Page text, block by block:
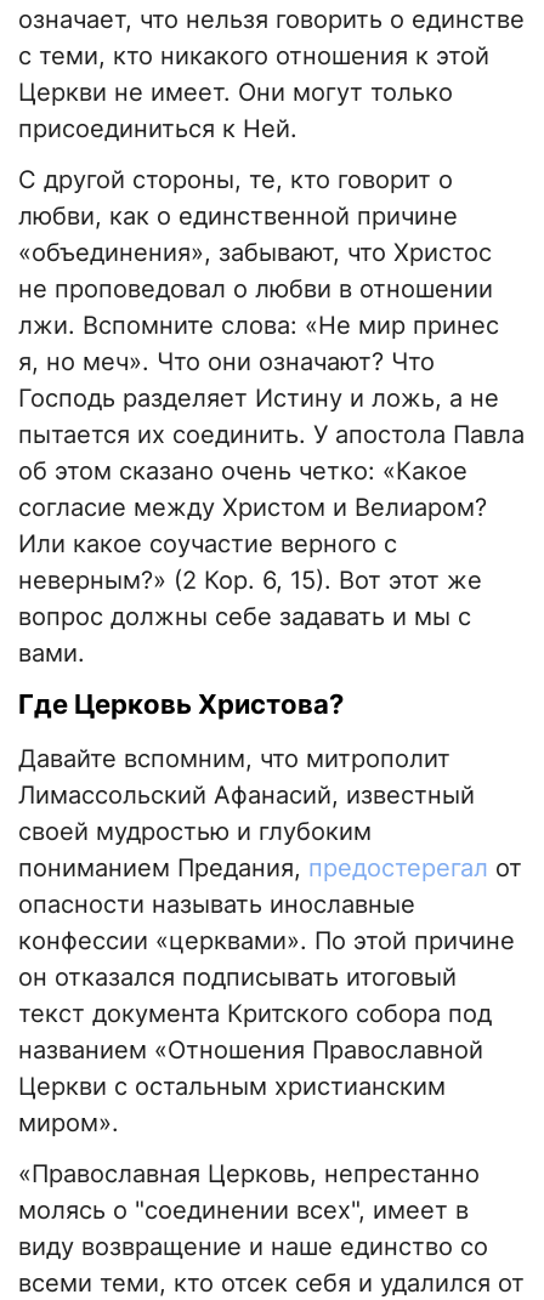
означает, что нельзя говорить о единстве
с теми, кто никакого отношения к этой
Церкви не имеет. Они могут только
присоединиться к Ней.
С другой стороны, те, кто говорит о
любви, как о единственной причине
«объединения», забывают, что Христос
не проповедовал о любви в отношении
лжи. Вспомните слова: «Не мир принес
я, но меч». Что они означают? Что
Господь разделяет Истину и ложь, а не
пытается их соединить. У апостола Павла
об этом сказано очень четко: «Какое
согласие между Христом и Велиаром?
Или какое соучастие верного с
неверным?» (2 Кор. 6, 15). Вот этот же
вопрос должны себе задавать и мы с
вами.
Где Церковь Христова?
Давайте вспомним, что митрополит
Лимассольский Афанасий, известный
своей мудростью и глубоким
пониманием Предания, предостерегал от
опасности называть инославные
конфессии «церквами». По этой причине
он отказался подписывать итоговый
текст документа Критского собора под
названием «Отношения Православной
Церкви с остальным христианским
миром».
«Православная Церковь, непрестанно
молясь о "соединении всех", имеет в
виду возвращение и наше единство со
всеми теми, кто отсек себя и удалился от